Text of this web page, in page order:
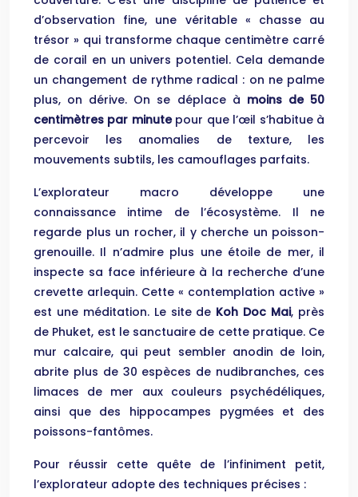
d’observation fine, une véritable « chasse au
trésor » qui transforme chaque centimètre carré
de corail en un univers potentiel. Cela demande
un changement de rythme radical : on ne palme
plus, on dérive. On se déplace à moins de 50
centimètres par minutepour que l’œil s’habitue à
percevoir les anomalies de texture, les
mouvements subtils, les camouflages parfaits.
L’explorateur macro développe une
connaissance intime de l’écosystème. Il ne
regarde plus un rocher, il y cherche un poisson-
grenouille. Il n’admire plus une étoile de mer, il
inspecte sa face inférieure à la recherche d’une
crevette arlequin. Cette « contemplation active »
est une méditation. Le site de Koh Doc Mai, près
de Phuket, est le sanctuaire de cette pratique. Ce
mur calcaire, qui peut sembler anodin de loin,
abrite plus de 30 espèces de nudibranches, ces
limaces de mer aux couleurs psychédéliques,
ainsi que des hippocampes pygmées et des
poissons-fantômes.
Pour réussir cette quête de l’infiniment petit,
l’explorateur adopte des techniques précises :